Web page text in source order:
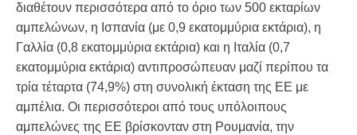
διαθέτουν περισσότερα από το όριο των 500 εκταρίων
αμπελώνων, η Ισπανία (με 0,9 εκατομμύρια εκτάρια), η
Γαλλία (0,8 εκατομμύρια εκτάρια) και η Ιταλία (0,7
εκατομμύρια εκτάρια) αντιπροσώπευαν μαζί περίπου τα
τρία τέταρτα (74,9%) στη συνολική έκταση της ΕΕ με
αμπέλια. Οι περισσότεροι από τους υπόλοιπους
αμπελώνες της ΕΕ βρίσκονταν στη Ρουμανία, την